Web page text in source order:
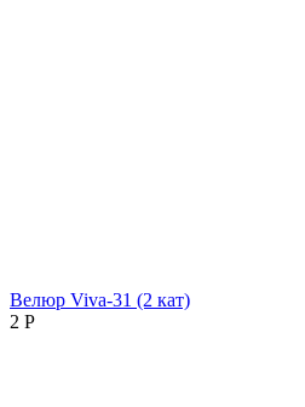
Велюр Viva-31 (2 кат)
2 Р